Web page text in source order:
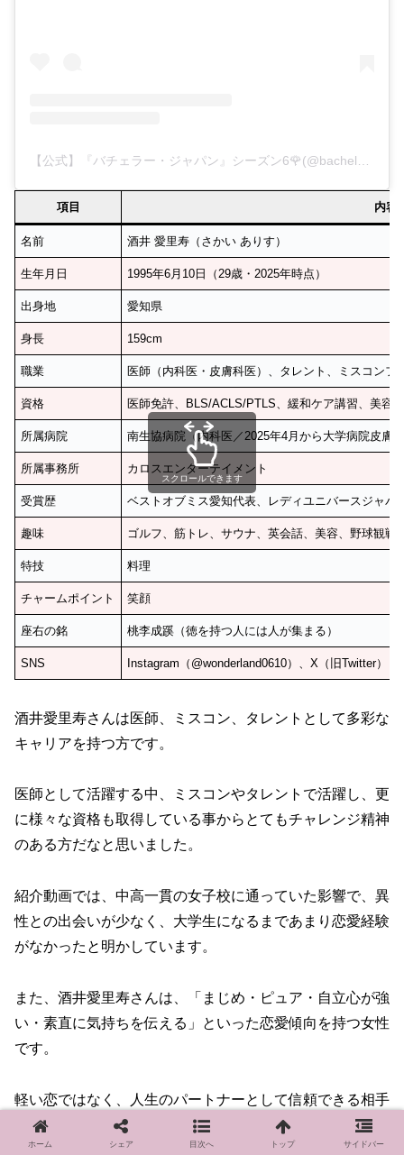
項目 内容
名前 酒井 愛里寿（さかい ありす）
生年月日 1995年6月10日（29歳・2025年時点）
出身地 愛知県
身長 159cm
職業 医師（内科医・皮膚科医）、タレント、ミスコンフ
資格 医師免許、BLS/ACLS/PTLS、緩和ケア講習、美容
所属病院 南生協病院（内科医／2025年4月から大学病院皮膚
所属事務所 カロスエンターテイメント
受賞歴 ベストオブミス愛知代表、レディユニバースジャ
趣味 ゴルフ、筋トレ、サウナ、英会話、美容、野球観
特技 料理
チャームポイント 笑顔
座右の銘 桃李成蹊（徳を持つ人には人が集まる）
SNS Instagram（@wonderland0610）、X（旧Twitter）
スクロールできます
酒井愛里寿さんは医師、ミスコン、タレントとして多彩な
キャリアを持つ方です。
医師として活躍する中、ミスコンやタレントで活躍し、更
に様々な資格も取得している事からとてもチャレンジ精神
のある方だなと思いました。
紹介動画では、中高一貫の女子校に通っていた影響で、異
性との出会いが少なく、大学生になるまであまり恋愛経験
がなかったと明かしています。
また、酒井愛里寿さんは、「まじめ・ピュア・自立心が強
い・素直に気持ちを伝える」といった恋愛傾向を持つ女性
です。
軽い恋ではなく、人生のパートナーとして信頼できる相手
を求めている姿勢が強く感じられます。
ホーム シェア 目次へ トップ サイドバー